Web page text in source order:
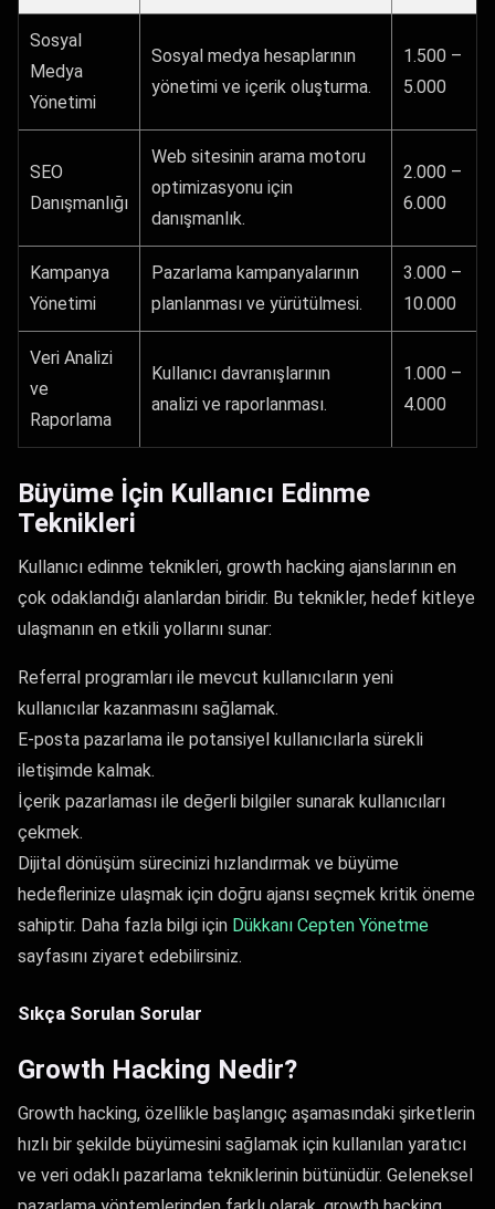
Sosyal
Medya
Yönetimi
Sosyal medya hesaplarının
yönetimi ve içerik oluşturma.
1.500 –
5.000
SEO
Danışmanlığı
Web sitesinin arama motoru
optimizasyonu için
danışmanlık.
2.000 –
6.000
Kampanya
Yönetimi
Pazarlama kampanyalarının
planlanması ve yürütülmesi.
3.000 –
10.000
Veri Analizi
ve
Raporlama
Kullanıcı davranışlarının
analizi ve raporlanması.
1.000 –
4.000
Büyüme İçin Kullanıcı Edinme
Teknikleri
Kullanıcı edinme teknikleri, growth hacking ajanslarının en
çok odaklandığı alanlardan biridir. Bu teknikler, hedef kitleye
ulaşmanın en etkili yollarını sunar:
Referral programları ile mevcut kullanıcıların yeni
kullanıcılar kazanmasını sağlamak.
E-posta pazarlama ile potansiyel kullanıcılarla sürekli
iletişimde kalmak.
İçerik pazarlaması ile değerli bilgiler sunarak kullanıcıları
çekmek.
Dijital dönüşüm sürecinizi hızlandırmak ve büyüme
hedeflerinize ulaşmak için doğru ajansı seçmek kritik öneme
sahiptir. Daha fazla bilgi için Dükkanı Cepten Yönetme
sayfasını ziyaret edebilirsiniz.
Sıkça Sorulan Sorular
Growth Hacking Nedir?
Growth hacking, özellikle başlangıç aşamasındaki şirketlerin
hızlı bir şekilde büyümesini sağlamak için kullanılan yaratıcı
ve veri odaklı pazarlama tekniklerinin bütünüdür. Geleneksel